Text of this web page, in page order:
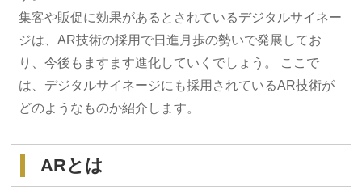
集客や販促に効果があるとされているデジタルサイネー
ジは、AR技術の採用で日進月歩の勢いで発展してお
り、今後もますます進化していくでしょう。 ここで
は、デジタルサイネージにも採用されているAR技術が
どのようなものか紹介します。
ARとは